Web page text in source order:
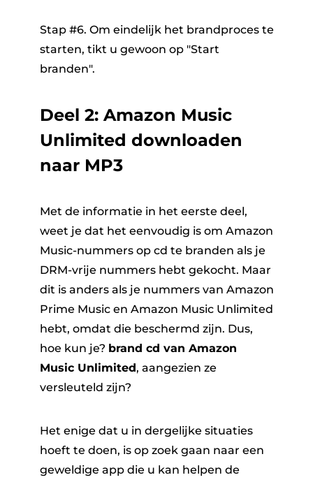
Stap #6. Om eindelijk het brandproces te
starten, tikt u gewoon op "Start
branden".
Deel 2: Amazon Music
Unlimited downloaden
naar MP3
Met de informatie in het eerste deel,
weet je dat het eenvoudig is om Amazon
Music-nummers op cd te branden als je
DRM-vrije nummers hebt gekocht. Maar
dit is anders als je nummers van Amazon
Prime Music en Amazon Music Unlimited
hebt, omdat die beschermd zijn. Dus,
hoe kun je? brand cd van Amazon
Music Unlimited, aangezien ze
versleuteld zijn?
Het enige dat u in dergelijke situaties
hoeft te doen, is op zoek gaan naar een
geweldige app die u kan helpen de